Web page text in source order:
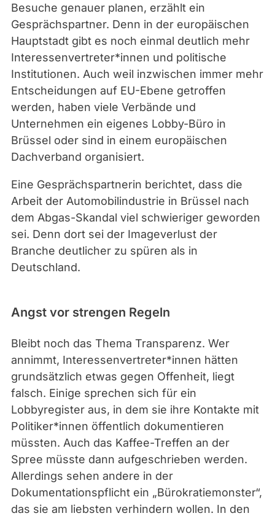
Besuche genauer planen, erzählt ein
Gesprächspartner. Denn in der europäischen
Hauptstadt gibt es noch einmal deutlich mehr
Interessenvertreter*innen und politische
Institutionen. Auch weil inzwischen immer mehr
Entscheidungen auf EU-Ebene getroffen
werden, haben viele Verbände und
Unternehmen ein eigenes Lobby-Büro in
Brüssel oder sind in einem europäischen
Dachverband organisiert.
Eine Gesprächspartnerin berichtet, dass die
Arbeit der Automobilindustrie in Brüssel nach
dem Abgas-Skandal viel schwieriger geworden
sei. Denn dort sei der Imageverlust der
Branche deutlicher zu spüren als in
Deutschland.
Angst vor strengen Regeln
Bleibt noch das Thema Transparenz. Wer
annimmt, Interessenvertreter*innen hätten
grundsätzlich etwas gegen Offenheit, liegt
falsch. Einige sprechen sich für ein
Lobbyregister aus, in dem sie ihre Kontakte mit
Politiker*innen öffentlich dokumentieren
müssten. Auch das Kaffee-Treffen an der
Spree müsste dann aufgeschrieben werden.
Allerdings sehen andere in der
Dokumentationspflicht ein „Bürokratiemonster“,
das sie am liebsten verhindern wollen. In den